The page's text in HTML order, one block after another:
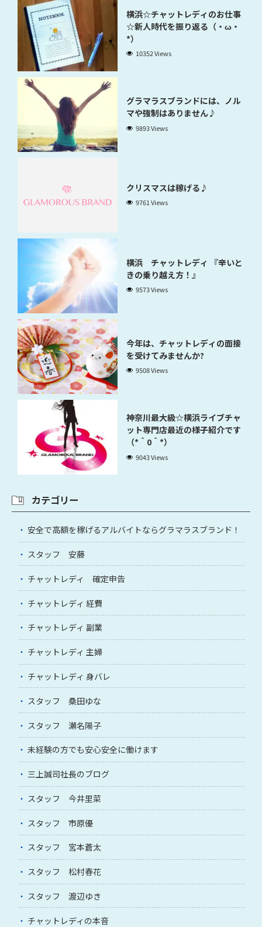
横浜☆チャットレディのお仕事
☆新人時代を振り返る（・ω・
*）
10352 Views
グラマラスブランドには、ノル
マや強制はありません♪
9893 Views
クリスマスは稼げる♪
9761 Views
横浜 チャットレディ 『辛いと
きの乗り越え方！』
9573 Views
今年は、チャットレディの面接
を受けてみませんか?
9508 Views
神奈川最大級☆横浜ライブチャ
ット専門店最近の様子紹介です
（*＾0＾*）
9043 Views
カテゴリー
安全で高額を稼げるアルバイトならグラマラスブランド！
スタッフ 安藤
チャットレディ 確定申告
チャットレディ 経費
チャットレディ 副業
チャットレディ 主婦
チャットレディ 身バレ
スタッフ 桑田ゆな
スタッフ 瀬名陽子
未経験の方でも安心安全に働けます
三上誠司社長のブログ
スタッフ 今井里菜
スタッフ 市原優
スタッフ 宮本蒼太
スタッフ 松村春花
スタッフ 渡辺ゆき
チャットレディの本音